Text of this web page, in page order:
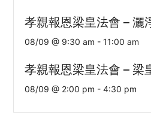
孝親報恩梁皇法會 – 灑
08/09 @ 9:30 am -11:00 am
孝親報恩梁皇法會 – 梁
08/09 @ 2:00 pm -4:30 pm